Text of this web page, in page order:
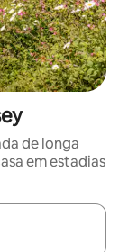
de longa
em estadias
explore-os